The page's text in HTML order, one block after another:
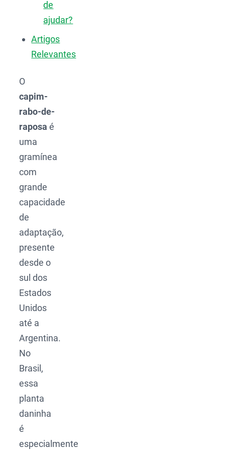
de
ajudar?
Artigos
Relevantes
O
capim-
rabo-de-
raposa é
uma
gramínea
com
grande
capacidade
de
adaptação,
presente
desde o
sul dos
Estados
Unidos
até a
Argentina.
No
Brasil,
essa
planta
daninha
é
especialmente